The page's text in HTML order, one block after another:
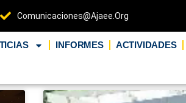
Comunicaciones@ajaee.org
INFORMES ACTIVIDADES